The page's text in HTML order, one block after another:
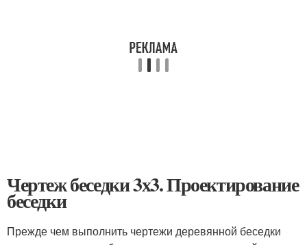
Чертеж беседки 3х3. Проектирование
беседки
Прежде чем выполнить чертежи деревянной беседки